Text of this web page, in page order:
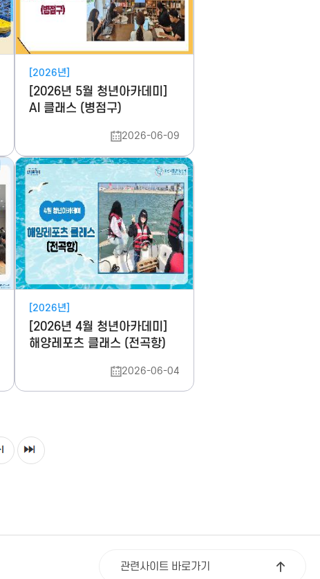
[2026년]
[2026년 5월 청년아카데미]
AI 클래스 (병점구)
2026-06-09
[2026년]
[2026년 4월 청년아카데미]
해양레포츠 클래스 (전곡항)
2026-06-04
관련사이트 바로가기